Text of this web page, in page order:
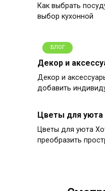
Как выбрать
выбор кухонной
БЛОГ
Декор и
Декор и
добавить
Цветы для уюта
Цветы для уюта
преобразить